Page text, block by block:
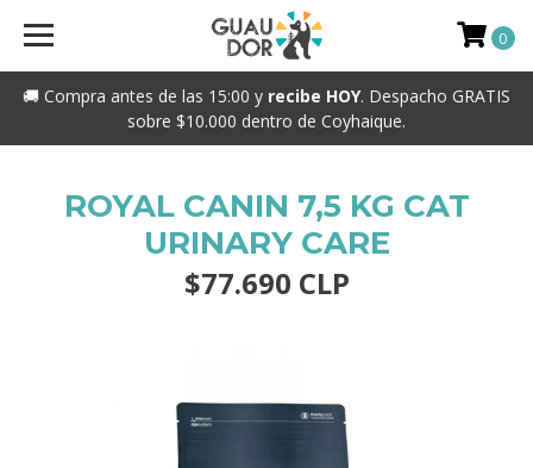
🚚 Compra antes de las 15:00 y recibe HOY. Despacho GRATIS
sobre $10.000 dentro de Coyhaique.
0
ROYAL CANIN 7,5 KG CAT
URINARY CARE
$77.690 CLP